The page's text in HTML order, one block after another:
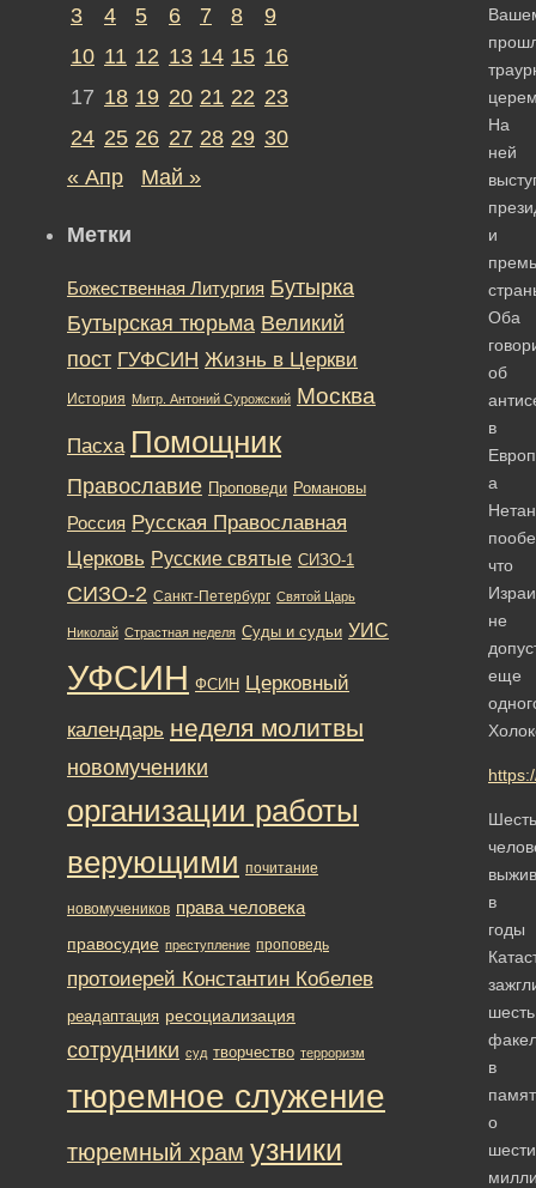
На
ней
и
Оба
об
в
а
что
не
еще
Шесть
в
годы
шесть
в
о
шести
3 4 5 6 7 8
9
10 11 12 13 14 15 16
17 18 19 20 21 22 23
24 25 26 27 28 29 30
« Апр
Май »
Метки
Божественная Литургия Бутырка
Бутырская тюрьма Великий
пост ГУФСИН Жизнь в Церкви
История Митр. Антоний Сурожский Москва
Пасха Помощник
Православие Проповеди Романовы
Россия Русская Православная
Церковь Русские святые СИЗО-1
СИЗО-2 Санкт-Петербург Святой Царь
Николай Страстная неделя Суды и судьи УИС
УФСИН ФСИН Церковный
календарь неделя молитвы
новомученики
организации работы
верующими почитание
новомучеников права человека
правосудие преступление проповедь
протоиерей Константин Кобелев
реадаптация ресоциализация
сотрудники суд творчество терроризм
тюремное служение
тюремный храм узники